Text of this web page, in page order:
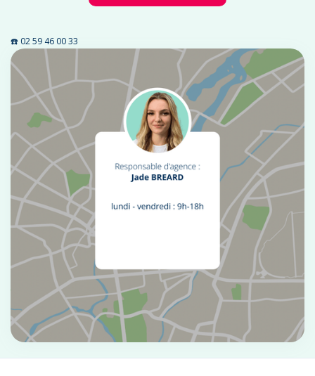
☎️ 02 59 46 00 33